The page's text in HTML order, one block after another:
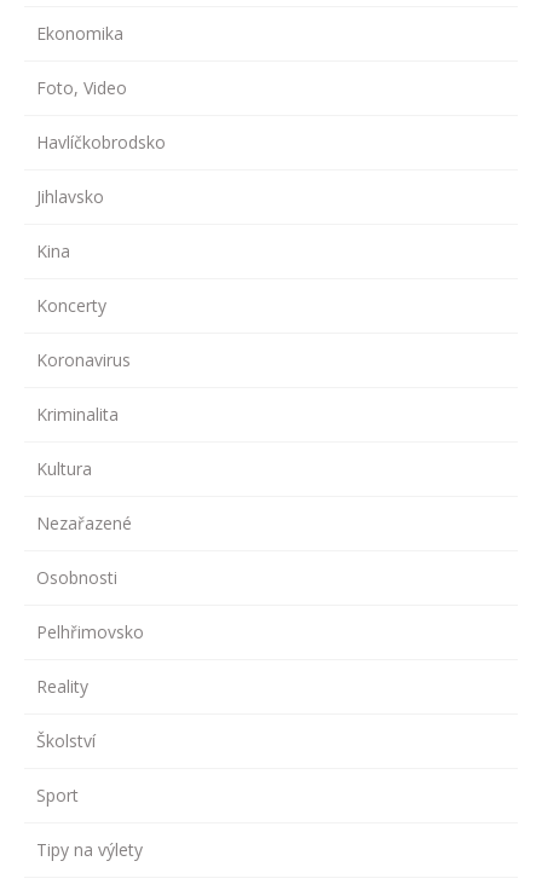
Ekonomika
Foto, Video
Havlíčkobrodsko
Jihlavsko
Kina
Koncerty
Koronavirus
Kriminalita
Kultura
Nezařazené
Osobnosti
Pelhřimovsko
Reality
Školství
Sport
Tipy na výlety